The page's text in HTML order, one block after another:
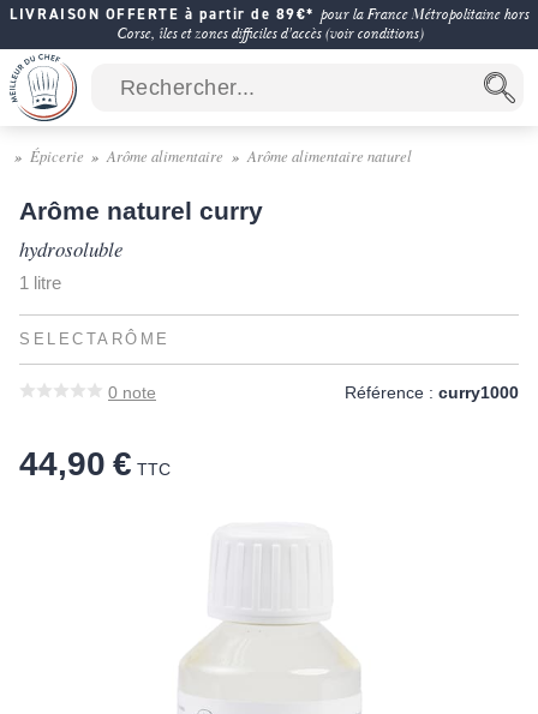
LIVRAISON OFFERTE à partir de 89€* pour la France Métropolitaine hors
Corse, îles et zones difficiles d'accès (voir conditions)
Épicerie Arôme alimentaire Arôme alimentaire naturel
Arôme naturel curry
hydrosoluble
1 litre
SELECTARÔME
0 note Référence : curry1000
44,90 € TTC